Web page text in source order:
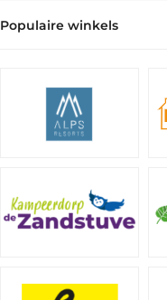
Populaire winkels